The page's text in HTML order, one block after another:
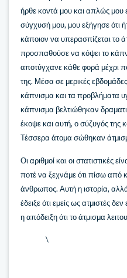
ήρθε κοντά μου και απλώς μου
σύγχυσή μου, μου εξήγησε ότι
κάποιον να υπερασπίζεται το
προσπαθούσε να κόψει το
αποτύγχανε κάθε φορά μέχρι
της. Μέσα σε μερικές
κάπνισμα και τα προβλήματα
κάπνισμα βελτιώθηκαν
έκοψε και αυτή, ο σύζυγός της
Τέσσερα άτομα σώθηκαν
Οι αριθμοί και οι στατιστικές
ποτέ να ξεχνάμε ότι πίσω από
άνθρωπος. Αυτή η ιστορία,
έδειξε ότι εμείς ως ατμιστές
η απόδειξη ότι το άτμισμα
\